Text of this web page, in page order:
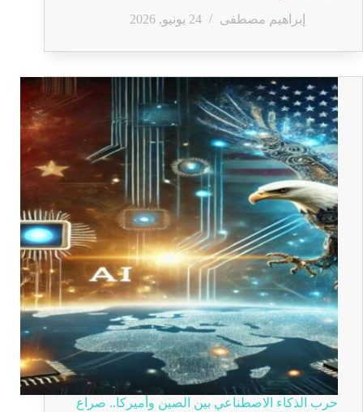
إبراهيم مصطفى
24 يونيو, 2026
حرب الذكاء الاصطناعي بين الصين وأميركا.. صراع